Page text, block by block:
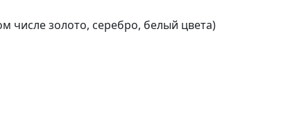
числе золото, серебро, белый цвета)